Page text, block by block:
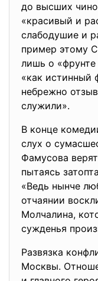
до высших
«красивый и
слабодушие и
пример этому
лишь о
«как истинный
небрежно
служили».
В конце
слух о
Фамусова
пытаясь
«Ведь нынче
отчаянии
Молчалина,
сужденья
Развязка
Москвы.